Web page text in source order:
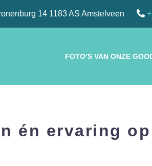
14 1183 AS Amstelveen
FOTO’S VAN ONZE
én ervaring